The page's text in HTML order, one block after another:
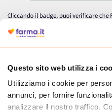
Questo sito web utilizza i
Utilizziamo i cookie per
annunci, per fornire
analizzare il nostro traffico.
Cliccando il badge, puoi verificare
autorizzata dal Ministero della Salute
medicinali.